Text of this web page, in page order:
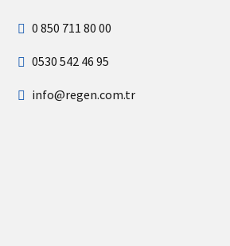
0 850 711 80 00
0530 542 46 95
info@regen.com.tr